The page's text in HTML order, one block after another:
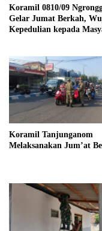
Koramil 0810/09
Gelar Jumat Berkah,
Kepedulian kepada
Koramil Tanjunganom
Melaksanakan Jum’at